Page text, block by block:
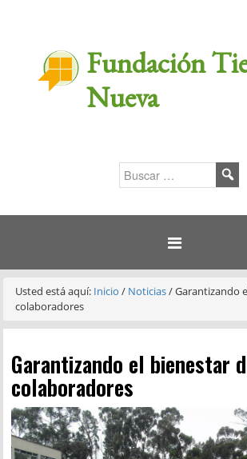
Fundación
Nueva
Usted está aquí: Inicio/ Noticias/Garantizando
colaboradores
Garantizando el bienestar
colaboradores